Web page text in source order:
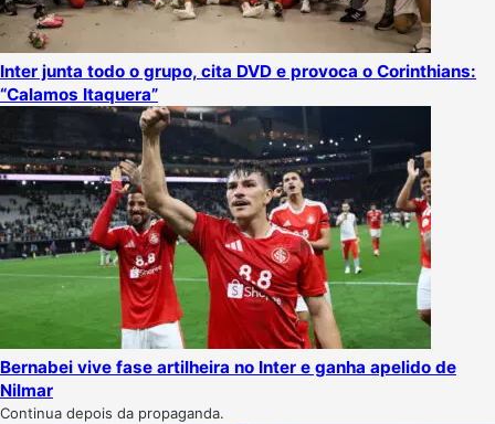
Inter junta todo o grupo, cita DVD e provoca o Corinthians:
“Calamos Itaquera”
Bernabei vive fase artilheira no Inter e ganha apelido de
Nilmar
Continua depois da propaganda.